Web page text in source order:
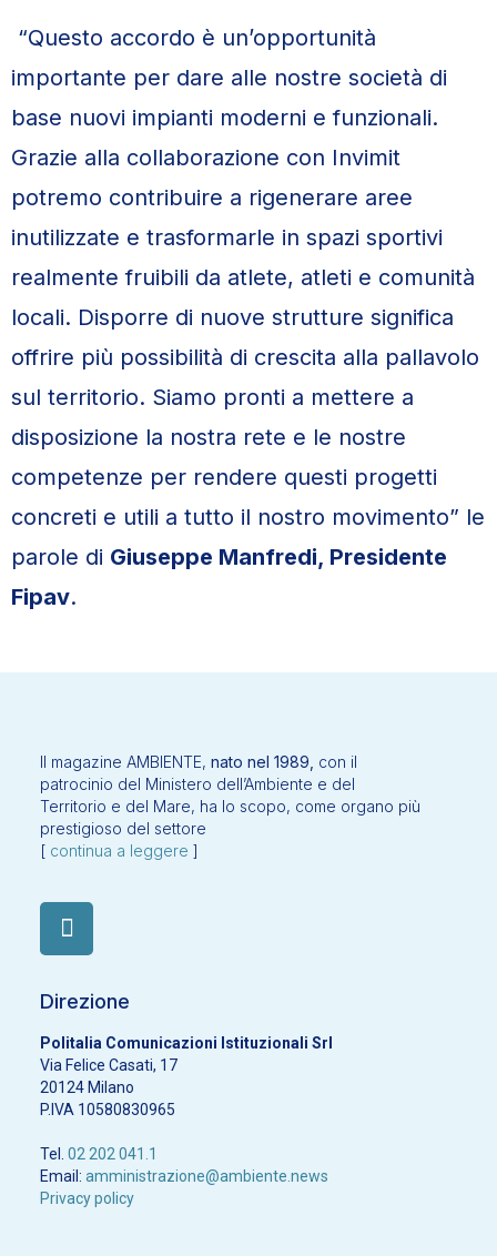
“Questo accordo è un’opportunità
importante per dare alle nostre società di
base nuovi impianti moderni e funzionali.
Grazie alla collaborazione con Invimit
potremo contribuire a rigenerare aree
inutilizzate e trasformarle in spazi sportivi
realmente fruibili da atlete, atleti e comunità
locali. Disporre di nuove strutture significa
offrire più possibilità di crescita alla pallavolo
sul territorio. Siamo pronti a mettere a
disposizione la nostra rete e le nostre
competenze per rendere questi progetti
concreti e utili a tutto il nostro movimento” le
parole di Giuseppe Manfredi, Presidente
Fipav.
Il magazine AMBIENTE, nato nel 1989, con il
patrocinio del Ministero dell’Ambiente e del
Territorio e del Mare, ha lo scopo, come organo più
prestigioso del settore
[ continua a leggere ]
Direzione
Politalia Comunicazioni Istituzionali Srl
Via Felice Casati, 17
20124 Milano
P.IVA 10580830965
Tel. 02 202 041.1
Email: amministrazione@ambiente.news
Privacy policy